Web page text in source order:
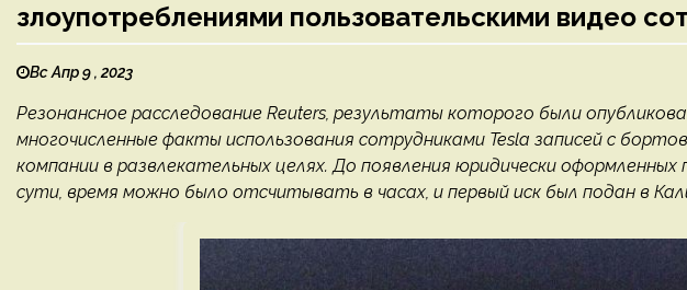
злоупотреблениями пользовательскими видео
Вс Апр 9 , 2023
Резонансное расследование Reuters, результаты которого были
многочисленные факты использования сотрудниками Tesla записей с
компании в развлекательных целях. До появления юридически
сути, время можно было отсчитывать в часах, и первый иск был подан в